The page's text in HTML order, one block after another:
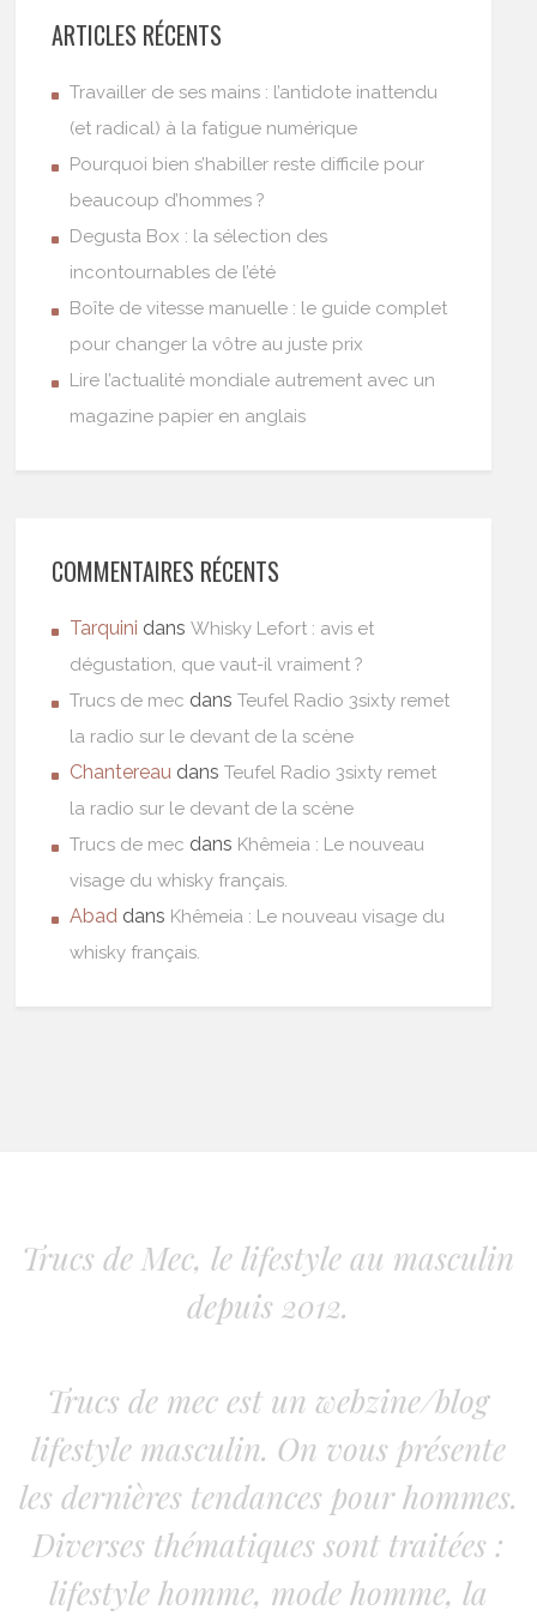
ARTICLES RÉCENTS
Travailler de ses mains : l’antidote inattendu
(et radical) à la fatigue numérique
Pourquoi bien s’habiller reste difficile pour
beaucoup d’hommes ?
Degusta Box : la sélection des
incontournables de l’été
Boîte de vitesse manuelle : le guide complet
pour changer la vôtre au juste prix
Lire l’actualité mondiale autrement avec un
magazine papier en anglais
COMMENTAIRES RÉCENTS
Tarquini dansWhisky Lefort : avis et
dégustation, que vaut-il vraiment ?
Trucs de mec dansTeufel Radio 3sixty remet
la radio sur le devant de la scène
Chantereau dansTeufel Radio 3sixty remet
la radio sur le devant de la scène
Trucs de mec dans Khêmeia : Le nouveau
visage du whisky français.
Abad dans Khêmeia : Le nouveau visage du
whisky français.
Trucs de Mec, le lifestyle au masculin
depuis 2012.
Trucs de mec est un webzine/blog
lifestyle masculin. On vous présente
les dernières tendances pour hommes.
Diverses thématiques sont traitées :
lifestyle homme, mode homme, la